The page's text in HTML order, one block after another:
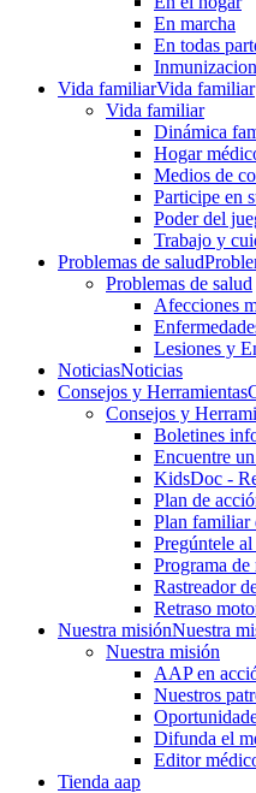
En marcha
En todas
Vida familiarVida familiar
Vida familiar
Dinámica
Hogar
Medios de
Participe en
Poder del
Trabajo y
Problemas de salud
Problemas de salud
Afecciones
Lesiones y
NoticiasNoticias
Consejos y Herramientas
Consejos y
Boletines
Encuentre
KidsDoc -
Plan de
Plan familiar
Pregúntele
Programa de
Rastre​​ador
Retraso
Nuestra misiónNuestra
Nuestra misión
AAP en
Nuestros
Difunda el
Editor
Tienda aap